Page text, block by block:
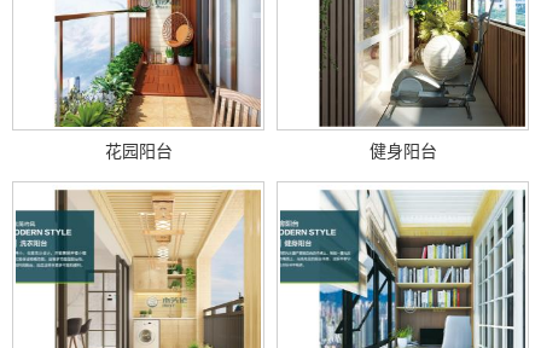
花园阳台 健身阳台